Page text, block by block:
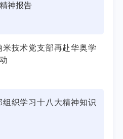
神报告
技术党支部再赴华奥学
织学习十八大精神知识